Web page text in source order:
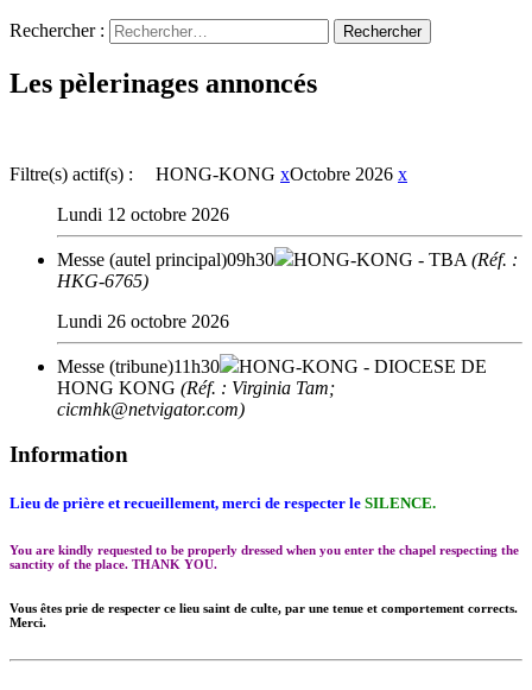
Rechercher :
Les pèlerinages annoncés
Filtre(s) actif(s) : HONG-KONG xOctobre 2026 x
Lundi 12 octobre 2026
Messe (autel principal)09h30 HONG-KONG - TBA (Réf. :
HKG-6765)
Lundi 26 octobre 2026
Messe (tribune)11h30 HONG-KONG - DIOCESE DE
HONG KONG (Réf. : Virginia Tam;
cicmhk@netvigator.com)
Information
Lieu de prière et recueillement, merci de respecter le SILENCE.
You are kindly requested to be properly dressed when you enter the chapel respecting the
sanctity of the place. THANK YOU.
Vous êtes prie de respecter ce lieu saint de culte, par une tenue et comportement corrects.
Merci.